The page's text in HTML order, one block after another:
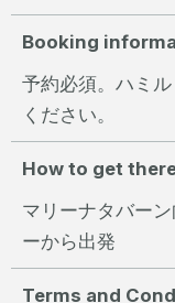
Booking
予約必須。ハミ
ください。
How to get
マリーナタバー
ーから出発
Terms and